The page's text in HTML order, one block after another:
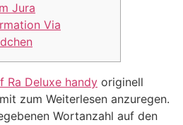
Jura
Via
Ra Deluxe handy originell
zum Weiterlesen anzuregen.
Wortanzahl auf den